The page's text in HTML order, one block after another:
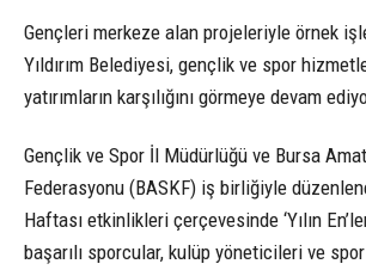
Gençleri merkeze alan projeleriyle örnek
Yıldırım Belediyesi, gençlik ve spor
yatırımların karşılığını görmeye devam
Gençlik ve Spor İl Müdürlüğü ve Bursa
Federasyonu (BASKF) iş birliğiyle
Haftası etkinlikleri çerçevesinde ‘Yılın
başarılı sporcular, kulüp yöneticileri ve